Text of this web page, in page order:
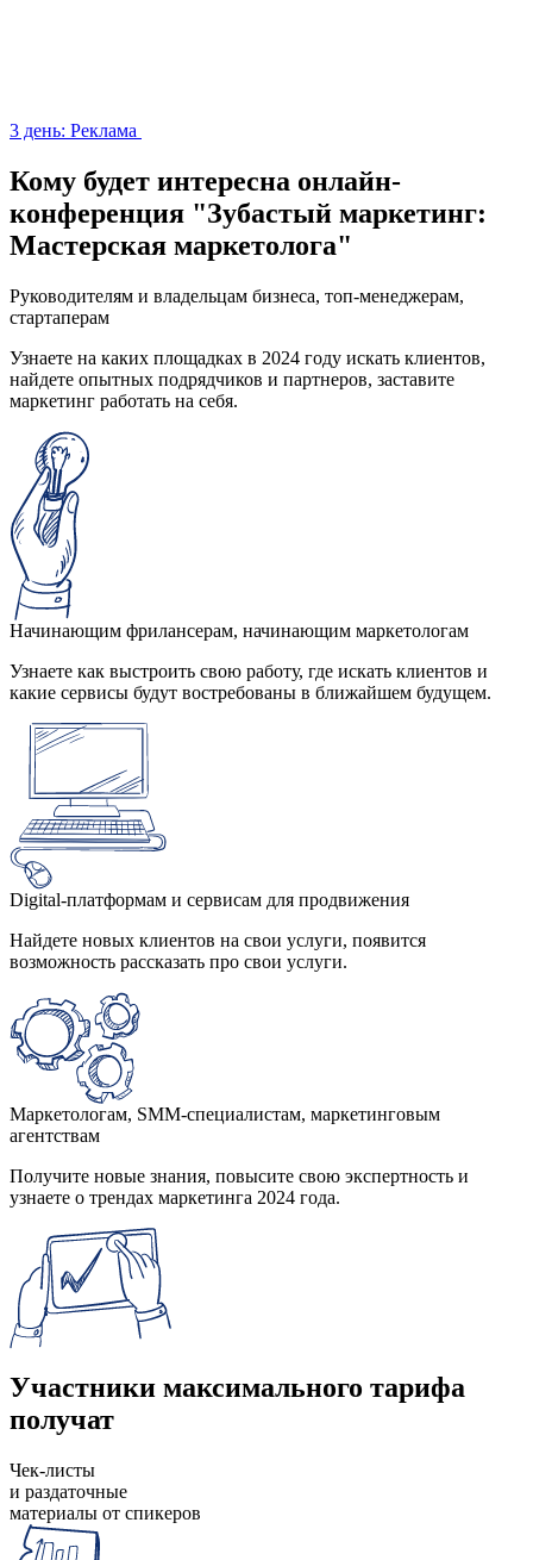
3 день: Реклама
Кому будет интересна онлайн-
конференция "Зубастый маркетинг:
Мастерская маркетолога"
Руководителям и владельцам бизнеса, топ-менеджерам,
стартаперам
Узнаете на каких площадках в 2024 году искать клиентов,
найдете опытных подрядчиков и партнеров, заставите
маркетинг работать на себя.
Начинающим фрилансерам, начинающим маркетологам
Узнаете как выстроить свою работу, где искать клиентов и
какие сервисы будут востребованы в ближайшем будущем.
Digital-платформам и сервисам для продвижения
Найдете новых клиентов на свои услуги, появится
возможность рассказать про свои услуги.
Маркетологам, SMM-специалистам, маркетинговым
агентствам
Получите новые знания, повысите свою экспертность и
узнаете о трендах маркетинга 2024 года.
Участники максимального тарифа
получат
Чек-листы
и раздаточные
материалы от спикеров